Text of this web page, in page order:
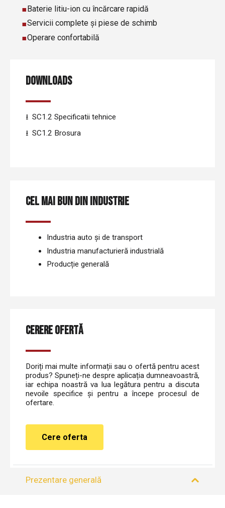
Baterie litiu-ion cu încărcare rapidă
Servicii complete și piese de schimb
Operare confortabilă
DOWNLOADS
SC1.2 Specificatii tehnice
SC1.2 Brosura
CEL MAI BUN DIN INDUSTRIE
Industria auto și de transport
Industria manufacturieră industrială
Producție generală
CERERE OFERTĂ
Doriți mai multe informații sau o ofertă pentru acest
produs? Spuneți-ne despre aplicația dumneavoastră,
iar echipa noastră va lua legătura pentru a discuta
nevoile specifice și pentru a începe procesul de
ofertare.
Cere oferta
Prezentare generală